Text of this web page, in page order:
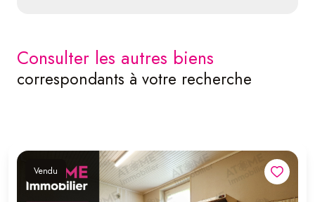
consulter les autres biens
correspondants à votre recherche
Vendu